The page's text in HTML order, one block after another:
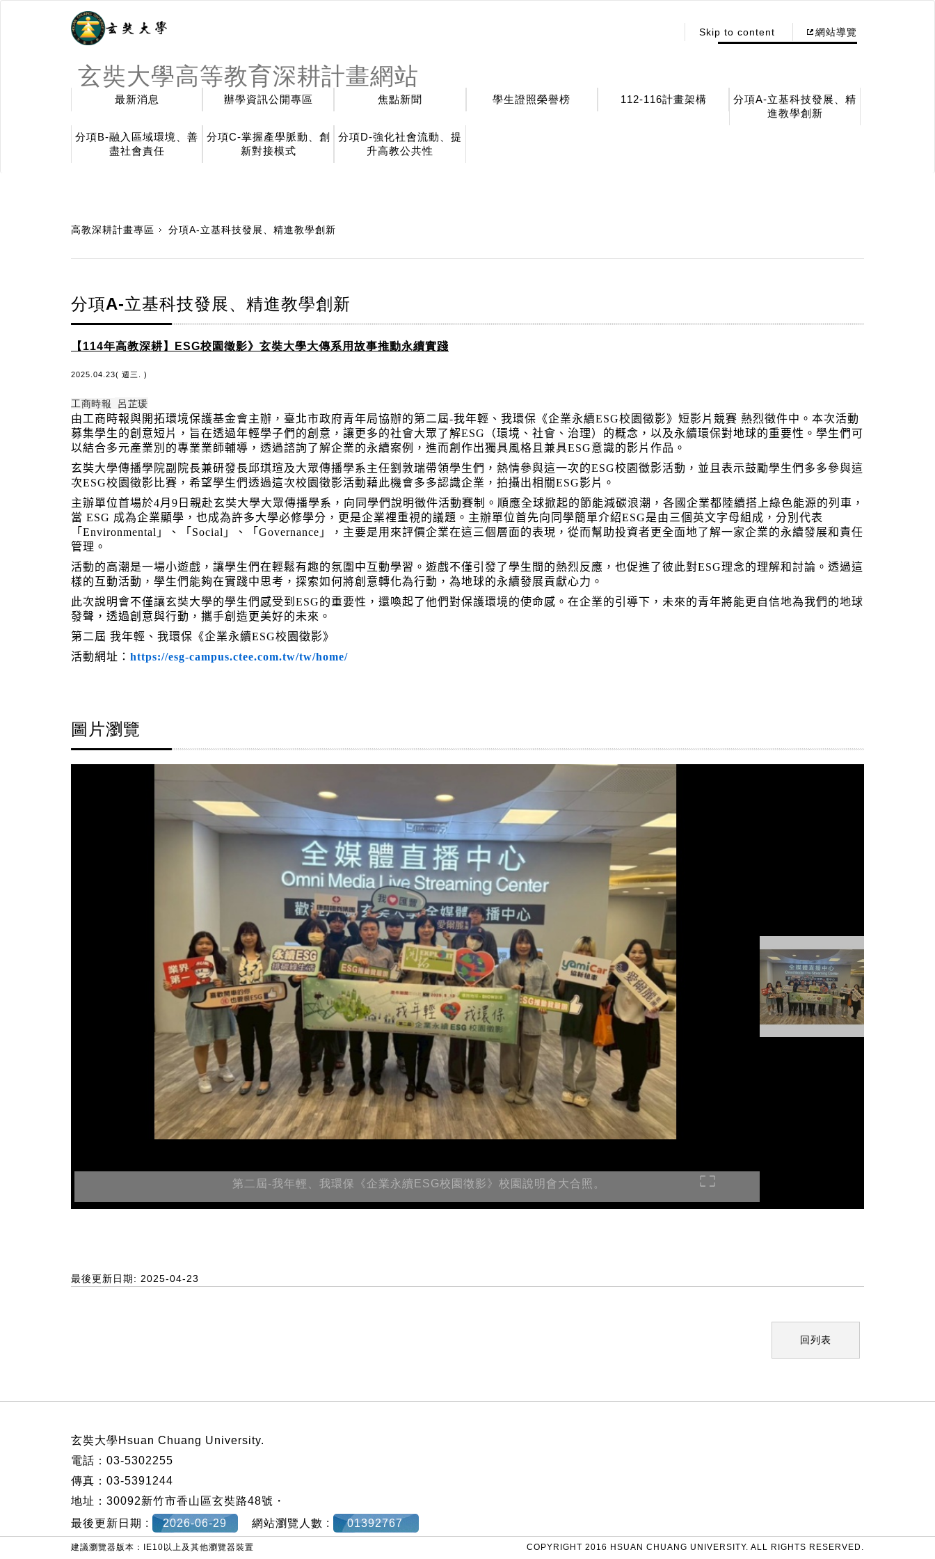
玄奘大學高等教育深耕計畫網站
Skip to content 網站導覽
最新消息 辦學資訊公開專區 焦點新聞 學生證照榮譽榜 112-116計畫架構
分項A-立基科技發展、精
進教學創新
分項B-融入區域環境、善
盡社會責任
分項C-掌握產學脈動、創
新對接模式
分項D-強化社會流動、提
升高教公共性
高教深耕計畫專區 分項A-立基科技發展、精進教學創新
分項A-立基科技發展、精進教學創新
【114年高教深耕】ESG校園徵影》玄奘大學大傳系用故事推動永續實踐
2025.04.23( 週三. )
工商時報 呂芷瑗
由工商時報與開拓環境保護基金會主辦，臺北市政府青年局協辦的第二屆-我年輕、我環保《企業永續ESG校園徵影》短影片競賽 熱烈徵件中。本次活動
募集學生的創意短片，旨在透過年輕學子們的創意，讓更多的社會大眾了解ESG（環境、社會、治理）的概念，以及永續環保對地球的重要性。學生們可
以結合多元產業別的專業業師輔導，透過諮詢了解企業的永續案例，進而創作出獨具風格且兼具ESG意識的影片作品。
玄奘大學傳播學院副院長兼研發長邱琪瑄及大眾傳播學系主任劉敦瑞帶領學生們，熱情參與這一次的ESG校園徵影活動，並且表示鼓勵學生們多多參與這
次ESG校園徵影比賽，希望學生們透過這次校園徵影活動藉此機會多多認識企業，拍攝出相關ESG影片。
主辦單位首場於4月9日親赴玄奘大學大眾傳播學系，向同學們說明徵件活動賽制。順應全球掀起的節能減碳浪潮，各國企業都陸續搭上綠色能源的列車，
當 ESG 成為企業顯學，也成為許多大學必修學分，更是企業裡重視的議題。主辦單位首先向同學簡單介紹ESG是由三個英文字母組成，分別代表
「Environmental」、「Social」、「Governance」，主要是用來評價企業在這三個層面的表現，從而幫助投資者更全面地了解一家企業的永續發展和責任
管理。
活動的高潮是一場小遊戲，讓學生們在輕鬆有趣的氛圍中互動學習。遊戲不僅引發了學生間的熱烈反應，也促進了彼此對ESG理念的理解和討論。透過這
樣的互動活動，學生們能夠在實踐中思考，探索如何將創意轉化為行動，為地球的永續發展貢獻心力。
此次說明會不僅讓玄奘大學的學生們感受到ESG的重要性，還喚起了他們對保護環境的使命感。在企業的引導下，未來的青年將能更自信地為我們的地球
發聲，透過創意與行動，攜手創造更美好的未來。
第二屆 我年輕、我環保《企業永續ESG校園徵影》
活動網址： https://esg-campus.ctee.com.tw/tw/home/
圖片瀏覽
第二屆-我年輕、我環保《企業永續ESG校園徵影》校園說明會大合照。
最後更新日期: 2025-04-23
回列表
玄奘大學Hsuan Chuang University.
電話：03-5302255
傳真：03-5391244
地址：30092新竹市香山區玄奘路48號・
最後更新日期 :
2026-06-29 網站瀏覽人數 : 01392767
建議瀏覽器版本：IE10以上及其他瀏覽器裝置 COPYRIGHT 2016 HSUAN CHUANG UNIVERSITY. ALL RIGHTS RESERVED.